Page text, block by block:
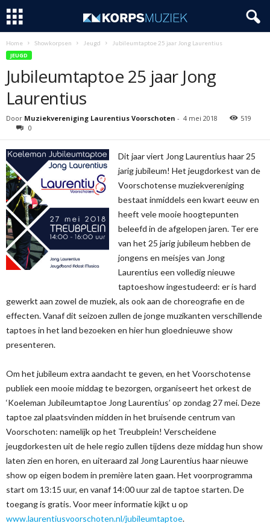
Home Showkorpsen Jeugd Jubileumtaptoe 25 jaar Jong Laurentius
JEUGD
Jubileumtaptoe 25 jaar Jong
Laurentius
Door Muziekvereniging Laurentius Voorschoten - 4 mei 2018
519
0
Dit jaar viert Jong Laurentius haar 25
jarig jubileum! Het jeugdorkest van de
Voorschotense muziekvereniging
bestaat inmiddels een kwart eeuw en
heeft vele mooie hoogtepunten
beleefd in de afgelopen jaren. Ter ere
van het 25 jarig jubileum hebben de
jongens en meisjes van Jong
Laurentius een volledig nieuwe
taptoeshow ingestudeerd: er is hard
gewerkt aan zowel de muziek, als ook aan de choreografie en de
effecten. Vanaf dit seizoen zullen de jonge muzikanten verschillende
taptoes in het land bezoeken en hier hun gloednieuwe show
presenteren.
Om het jubileum extra aandacht te geven, en het Voorschotense
publiek een mooie middag te bezorgen, organiseert het orkest de
‘Koeleman Jubileumtaptoe Jong Laurentius’ op zondag 27 mei. Deze
taptoe zal plaatsvinden midden in het bruisende centrum van
Voorschoten: namelijk op het Treubplein! Verscheidene
jeugdorkesten uit de hele regio zullen tijdens deze middag hun show
laten zien en horen, en uiteraard zal Jong Laurentius haar nieuwe
show op eigen bodem in première laten gaan. Het voorprogramma
start om 13:15 uur, en vanaf 14:00 uur zal de taptoe starten. De
toegang is gratis. Voor meer informatie kijkt u op
www.laurentiusvoorschoten.nl/jubileumtaptoe.